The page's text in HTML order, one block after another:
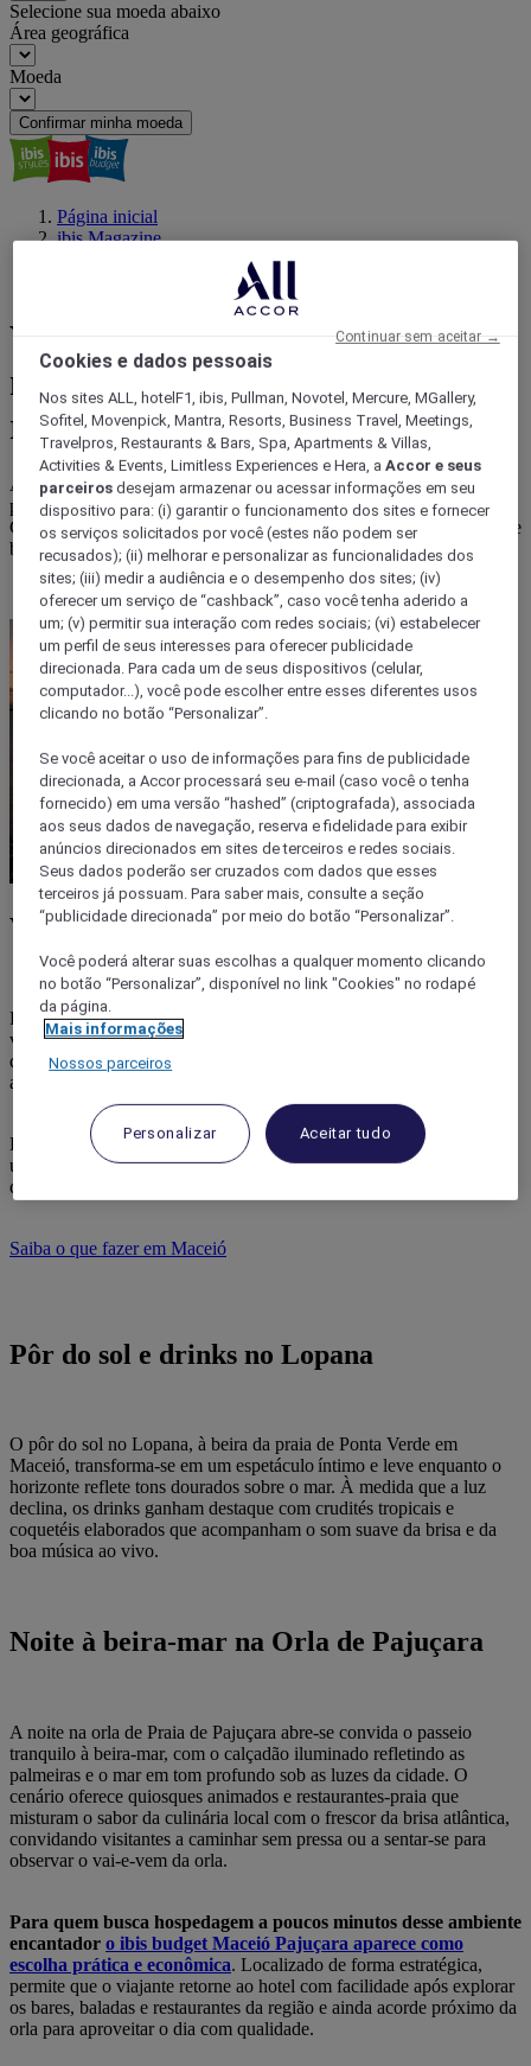
Selecione sua moeda abaixo
Área geográfica
Moeda
Confirmar minha moeda
Página inicial
ibis Magazine
O que fazer em Maceió à noite: bares, baladas e restaurantes!
Vida noturna em Maceió: os
melhores bares, baladas e
restaurantes
Além de um litoral incrível, a vida noturna em Maceió tem curtição
para todos os gostos. Quer saber o que fazer em Maceió à noite?
Confira a lista que preparamos com os melhores bares, restaurantes e
baladas para você conhecer na sua próxima viagem!
Vida noturna em Maceió
Depois de passar o dia curtindo as praias e belezas da cidade, não
vão faltar opções do que fazer em Maceió à noite. A cidade é repleta
de bares, inclusive à beira mar, com cardápios e atrações para
atender aos mais diversos estilos.
E para ajudar você a ter uma viagem ainda mais incrível, fizemos
uma seleção com os melhores bares e baladas de Maceió para quem
quer curtir a noite com os amigos, com a família ou em casal.
Saiba o que fazer em Maceió
Pôr do sol e drinks no Lopana
O pôr do sol no Lopana, à beira da praia de Ponta Verde em
Maceió, transforma-se em um espetáculo íntimo e leve enquanto o
horizonte reflete tons dourados sobre o mar. À medida que a luz
declina, os drinks ganham destaque com crudités tropicais e
coquetéis elaborados que acompanham o som suave da brisa e da
boa música ao vivo.
Noite à beira-mar na Orla de Pajuçara
A noite na orla de Praia de Pajuçara abre-se convida o passeio
tranquilo à beira‑mar, com o calçadão iluminado refletindo as
palmeiras e o mar em tom profundo sob as luzes da cidade. O
cenário oferece quiosques animados e restaurantes‑praia que
misturam o sabor da culinária local com o frescor da brisa atlântica,
convidando visitantes a caminhar sem pressa ou a sentar‑se para
observar o vai‑e‑vem da orla.
Para quem busca hospedagem a poucos minutos desse ambiente
encantador o ibis budget Maceió Pajuçara aparece como
escolha prática e econômica. Localizado de forma estratégica,
permite que o viajante retorne ao hotel com facilidade após explorar
os bares, baladas e restaurantes da região e ainda acorde próximo da
orla para aproveitar o dia com qualidade.
Cookies e dados pessoais
Nos sites ALL, hotelF1, ibis, Pullman, Novotel, Mercure, MGallery,
Sofitel, Movenpick, Mantra, Resorts, Business Travel, Meetings,
Travelpros, Restaurants & Bars, Spa, Apartments & Villas,
Activities & Events, Limitless Experiences e Hera, aAccor e seus
parceiros desejam armazenar ou acessar informações em seu
dispositivo para: (i) garantir o funcionamento dos sites e fornecer
os serviços solicitados por você (estes não podem ser
recusados); (ii) melhorar e personalizar as funcionalidades dos
sites; (iii) medir a audiência e o desempenho dos sites; (iv)
oferecer um serviço de “cashback”, caso você tenha aderido a
um; (v) permitir sua interação com redes sociais; (vi) estabelecer
um perfil de seus interesses para oferecer publicidade
direcionada. Para cada um de seus dispositivos (celular,
computador...), você pode escolher entre esses diferentes usos
clicando no botão “Personalizar”.
Se você aceitar o uso de informações para fins de publicidade
direcionada, a Accor processará seu e-mail (caso você o tenha
fornecido) em uma versão “hashed” (criptografada), associada
aos seus dados de navegação, reserva e fidelidade para exibir
anúncios direcionados em sites de terceiros e redes sociais.
Seus dados poderão ser cruzados com dados que esses
terceiros já possuam. Para saber mais, consulte a seção
“publicidade direcionada” por meio do botão “Personalizar”.
Você poderá alterar suas escolhas a qualquer momento clicando
no botão “Personalizar”, disponível no link "Cookies" no rodapé
da página.
Mais informações
Nossos parceiros
Personalizar Aceitar tudo
Continuar sem aceitar →